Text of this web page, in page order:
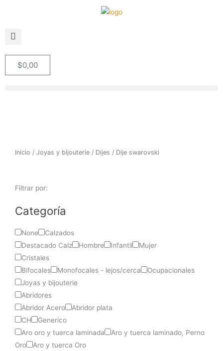
$0,00Cart
Inicio / Joyas y bijouterie / Dijes / Dije swarovski
Filtrar por:
Categoría
None
Calzados
Destacado Calz
Hombre Infantil
Mujer
Cristales
Bifocales
Monofocales - lejos/cerca
Ocupacionales
Joyas y bijouterie
Abridores
Abridor Acero
Abridor plata
CH
Generico
Aro oro y tuerca laminada
Aro y tuerca laminado, Perno
Oro
Aro y tuerca Oro